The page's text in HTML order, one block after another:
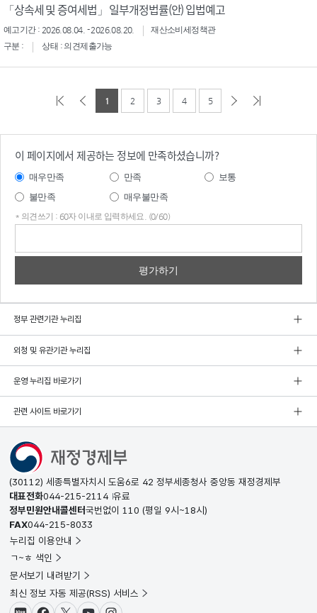
「상속세 및 증여세법」 일부개정법률(안) 입법예고
예고기간 : 2026.08.04. - 2026.08.20.
재산소비세정책관
구분 :
상태 : 의견제출가능
1 2 3 4 5
이 페이지에서 제공하는 정보에 만족하셨습니까?
매우만족 만족
보통
불만족
매우불만족
* 의견쓰기 : 60자 이내로 입력하세요. (0/60)
정부 관련기관 누리집
외청 및 유관기관 누리집
운영 누리집 바로가기
관련 사이트 바로가기
(30112) 세종특별자치시 도움6로 42 정부세종청사 중앙동 재정경제부
대표전화044-215-2114 유료
정부민원안내콜센터국번없이 110 (평일 9시~18시)
FAX044-215-8033
누리집 이용안내
ㄱ~ㅎ 색인
문서보기 내려받기
최신 정보 자동 제공(RSS) 서비스
블로그페이스북X(트위터)유튜브인스타그램